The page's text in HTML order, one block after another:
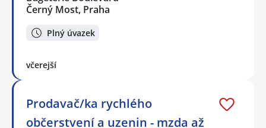
Černý Most, Praha
Plný úvazek
včerejší
Prodavač/ka rychlého
občerstvení a uzenin - mzda až